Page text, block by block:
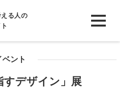
る人の
ベント
すデザイン」展